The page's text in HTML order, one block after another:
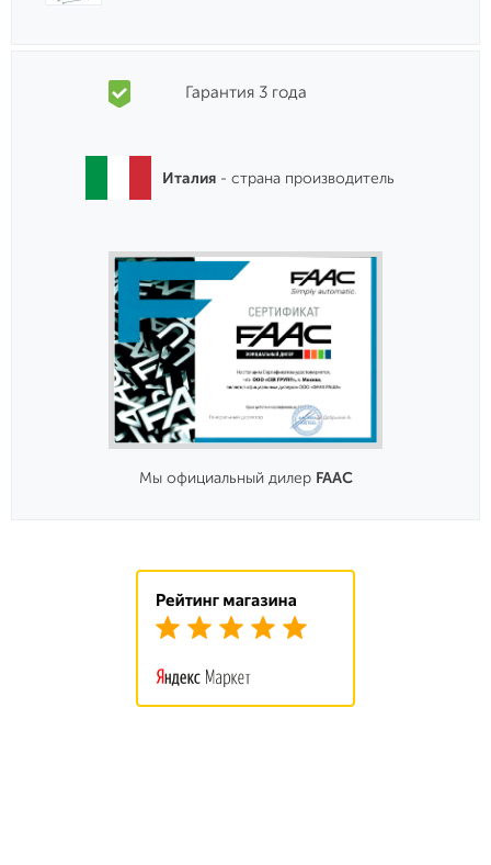
Гарантия 3 года
Италия - страна производитель
Мы официальный дилер FAAC